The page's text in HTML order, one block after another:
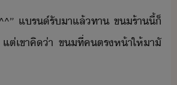
แร์​รั​า​แล้​ทา​ ​ข​ร้า​ี้​็​
ต่​เขา​คิ​่า​ ​ข​ที่​คตร​ห้า​ให้​าั​